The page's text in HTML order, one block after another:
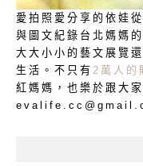
愛拍照愛分享的依娃
與圖文紀錄台北媽媽
大大小小的藝文展覽
生活。不只有 2萬人的
紅媽媽，也樂於跟大